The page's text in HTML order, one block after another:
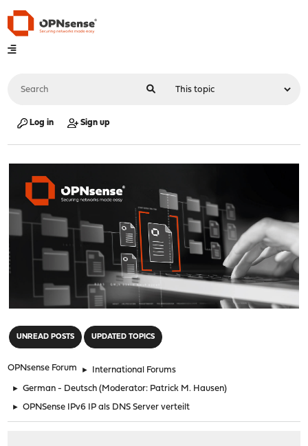
Log in Sign up
UNREAD POSTS UPDATED TOPICS
OPNsense Forum ► International Forums
► German - Deutsch (Moderator: Patrick M. Hausen)
► OPNSense IPv6 IP als DNS Server verteilt